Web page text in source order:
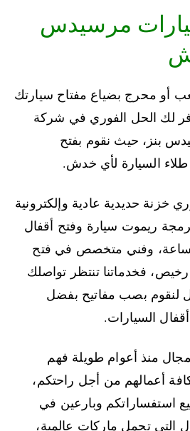
مرسيدس
محرج بضياع مفتاح سيارتك
لك الحل الفوري في شركة
بنز، حيث نقوم بفتح
السيارة لأي خدش.
خزنة حديدية عادية وإلكترونية
ريموت سيارة وفتح أقفال
سيارات على مدار 24 ساعة، وفني متخصص في فتح
فخدماتنا تنتظر تواصلك
لنقوم بصب مفاتيح بفضل
السيارات.
منذ أعوام طويلة فهم
أعمالهم من أجل راحتكم،
استفساراتكم وبارعين في
التي تحمل ماركات عالمية،